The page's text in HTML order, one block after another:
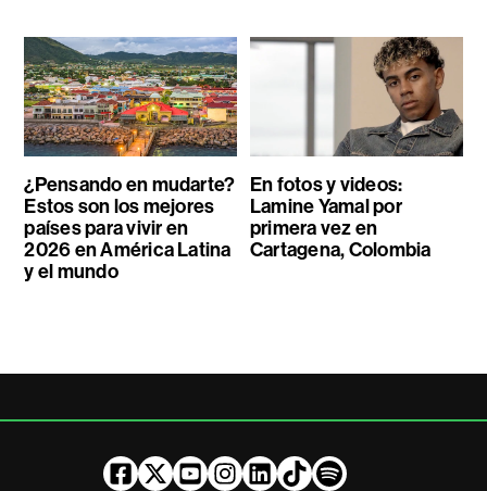
¿Pensando en mudarte?
Estos son los mejores
países para vivir en
2026 en América Latina
y el mundo
En fotos y videos:
Lamine Yamal por
primera vez en
Cartagena, Colombia